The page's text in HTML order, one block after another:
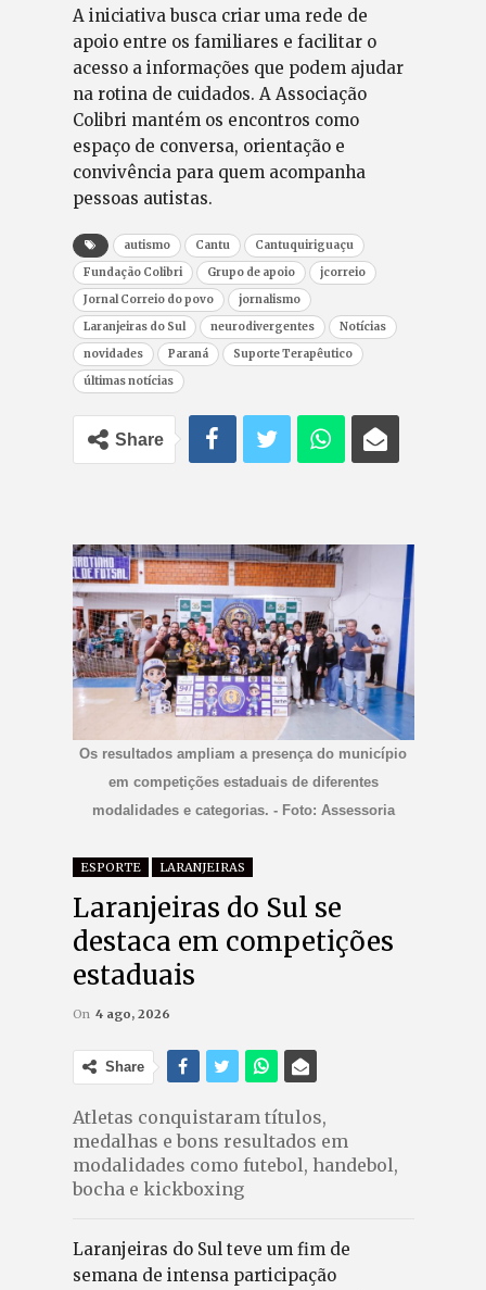
A iniciativa busca criar uma rede de
apoio entre os familiares e facilitar o
acesso a informações que podem ajudar
na rotina de cuidados. A Associação
Colibri mantém os encontros como
espaço de conversa, orientação e
convivência para quem acompanha
pessoas autistas.
autismo Cantu
Cantuquiriguaçu
Fundação Colibri
Grupo de apoio
jcorreio
Jornal Correio do povo
jornalismo
Laranjeiras do Sul
neurodivergentes
Notícias
novidades
Paraná
Suporte Terapêutico
últimas notícias
Share
Os resultados ampliam a presença do município
em competições estaduais de diferentes
modalidades e categorias. - Foto: Assessoria
ESPORTE LARANJEIRAS
Laranjeiras do Sul se
destaca em competições
estaduais
On 4 ago, 2026
Share
Atletas conquistaram títulos,
medalhas e bons resultados em
modalidades como futebol, handebol,
bocha e kickboxing
Laranjeiras do Sul teve um fim de
semana de intensa participação